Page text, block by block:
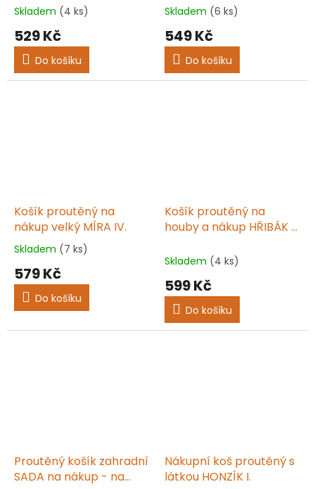
Průměrné
hodnocení
produktu
5,0
z
Skladem (4 ks)
529 Kč
Do košíku
Průměrné
hodnocení
produktu
5,0
z
Skladem (6 ks)
549 Kč
Do košíku
Košík proutěný na
nákup velký MÍRA IV.
Průměrné
hodnocení
produktu
5,0
5
Skladem (7 ks)
579 Kč
Do košíku
Košík proutěný na
houby a nákup HŘIBÁK V
Skladem (4 ks)
599 Kč
Do košíku
Proutěný košík zahradní
SADA na nákup - na
Nákupní koš proutěný s
látkou HONZÍK I.